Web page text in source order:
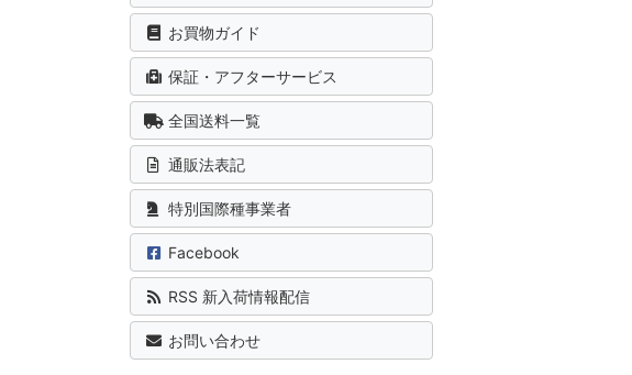
お買物ガイド
保証・アフターサービス
全国送料一覧
通販法表記
特別国際種事業者
Facebook
RSS 新入荷情報配信
お問い合わせ